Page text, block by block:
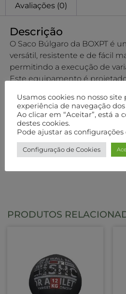
Avaliações (0)
Descrição
O Saco Búlgaro da BOXPT é
versátil, resistente e de fácil
permitindo a execução de
Este equipamento é
nos ombros, aliviando a
membros superiores. Com
uma ampla gama de
melhoram a força, a
tornando-o ideal para treinos
intensidade.
PRODUTOS
Usamos cookies no nosso
experiência de navegação
Ao clicar em “Aceitar”, está a
destes cookies.
Pode ajustar as configurações
Configuração de Cookies